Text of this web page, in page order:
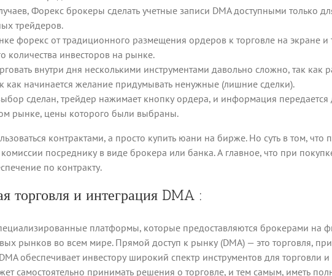
Форекс брокеры сделать учетные записи DMA доступными только
трейдеров.
форекс от традиционного размещения ордеров к торговле на экране и
количества инвесторов на рынке.
внутри дня несколькими инструментами давольно сложно, так
как начинается желание придумывать ненужные (лишние сделки).
сделан, трейдер нажимает кнопку ордера, и информация
рынке, цены которого были выбраны.
контрактами, а просто купить юани на бирже. Но суть в том, что
посреднику в виде брокера или банка. А главное, что при
по контракту.
торговля и интеграция DMA :
платформы, которые предоставляются брокерами на
рынков во всем мире. Прямой доступ к рынку (DMA) — это торговля,
обеспечивает инвестору широкий спектр инструментов для
самостоятельно принимать решения о торговле, и тем самым, иметь